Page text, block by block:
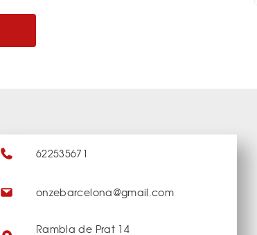
622535671
onzebarcelona@gmail.com
Rambla de Prat 14